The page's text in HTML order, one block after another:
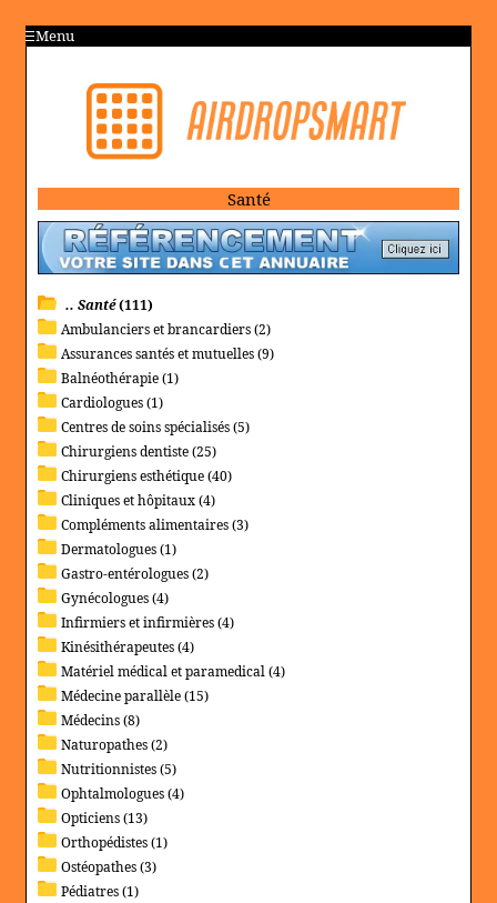
Menu
Santé
.. Santé(111)
Ambulanciers et brancardiers (2)
Assurances santés et mutuelles (9)
Balnéothérapie (1)
Cardiologues (1)
Centres de soins spécialisés (5)
Chirurgiens dentiste (25)
Chirurgiens esthétique (40)
Cliniques et hôpitaux (4)
Compléments alimentaires (3)
Dermatologues (1)
Gastro-entérologues (2)
Gynécologues (4)
Infirmiers et infirmières (4)
Kinésithérapeutes (4)
Matériel médical et paramedical (4)
Médecine parallèle (15)
Médecins (8)
Naturopathes (2)
Nutritionnistes (5)
Ophtalmologues (4)
Opticiens (13)
Orthopédistes (1)
Ostéopathes (3)
Pédiatres (1)